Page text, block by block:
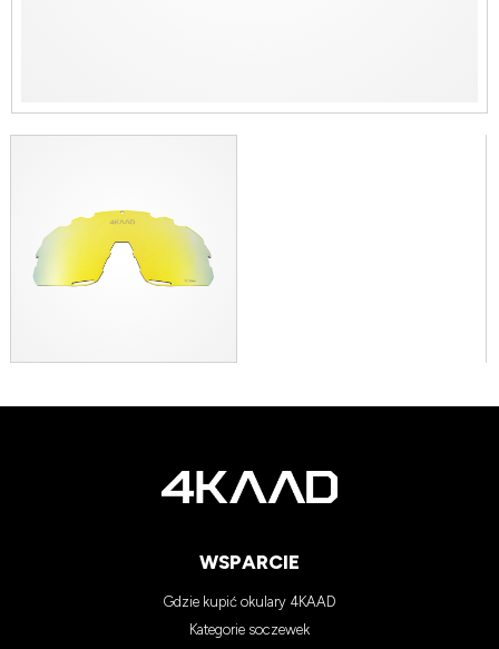
WSPARCIE
Gdzie kupić okulary 4KAAD
Kategorie soczewek